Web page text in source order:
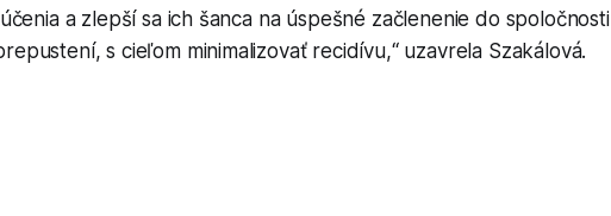
a zlepší sa ich šanca na úspešné začlenenie do spoločnosti
s cieľom minimalizovať recidívu,“ uzavrela Szakálová.